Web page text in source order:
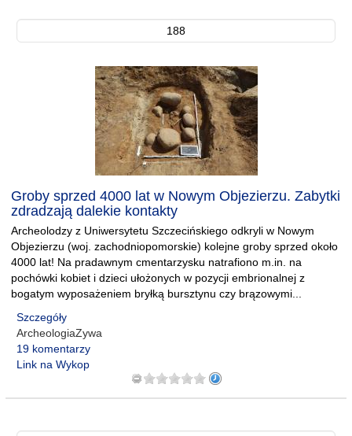
188
Groby sprzed 4000 lat w Nowym Objezierzu. Zabytki
zdradzają dalekie kontakty
Archeolodzy z Uniwersytetu Szczecińskiego odkryli w Nowym
Objezierzu (woj. zachodniopomorskie) kolejne groby sprzed około
4000 lat! Na pradawnym cmentarzysku natrafiono m.in. na
pochówki kobiet i dzieci ułożonych w pozycji embrionalnej z
bogatym wyposażeniem bryłką bursztynu czy brązowymi...
Szczegóły
ArcheologiaZywa
19 komentarzy
Link na Wykop